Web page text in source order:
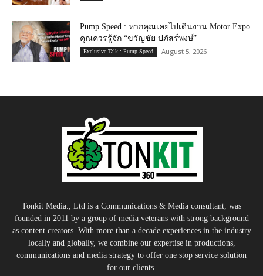
Pump Speed : หากคุณเคยไปเดินงาน Motor Expo
คุณควรรู้จัก “ขวัญชัย ปภัสร์พงษ์”
Exclusive Talk : Pump Speed August 5, 2026
Tonkit Media., Ltd is a Communications & Media consultant, was
founded in 2011 by a group of media veterans with strong background
as content creators. With more than a decade experiences in the industry
locally and globally, we combine our expertise in productions,
communications and media strategy to offer one stop service solution
for our clients.